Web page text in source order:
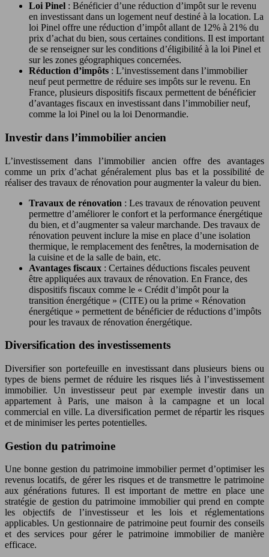
Loi Pinel : Bénéficier d’une réduction d’impôt sur le revenu
en investissant dans un logement neuf destiné à la location. La
loi Pinel offre une réduction d’impôt allant de 12% à 21% du
prix d’achat du bien, sous certaines conditions. Il est important
de se renseigner sur les conditions d’éligibilité à la loi Pinel et
sur les zones géographiques concernées.
Réduction d’impôts : L’investissement dans l’immobilier
neuf peut permettre de réduire ses impôts sur le revenu. En
France, plusieurs dispositifs fiscaux permettent de bénéficier
d’avantages fiscaux en investissant dans l’immobilier neuf,
comme la loi Pinel ou la loi Denormandie.
Investir dans l’immobilier ancien
L’investissement dans l’immobilier ancien offre des avantages
comme un prix d’achat généralement plus bas et la possibilité de
réaliser des travaux de rénovation pour augmenter la valeur du bien.
Travaux de rénovation : Les travaux de rénovation peuvent
permettre d’améliorer le confort et la performance énergétique
du bien, et d’augmenter sa valeur marchande. Des travaux de
rénovation peuvent inclure la mise en place d’une isolation
thermique, le remplacement des fenêtres, la modernisation de
la cuisine et de la salle de bain, etc.
Avantages fiscaux : Certaines déductions fiscales peuvent
être appliquées aux travaux de rénovation. En France, des
dispositifs fiscaux comme le « Crédit d’impôt pour la
transition énergétique » (CITE) ou la prime « Rénovation
énergétique » permettent de bénéficier de réductions d’impôts
pour les travaux de rénovation énergétique.
Diversification des investissements
Diversifier son portefeuille en investissant dans plusieurs biens ou
types de biens permet de réduire les risques liés à l’investissement
immobilier. Un investisseur peut par exemple investir dans un
appartement à Paris, une maison à la campagne et un local
commercial en ville. La diversification permet de répartir les risques
et de minimiser les pertes potentielles.
Gestion du patrimoine
Une bonne gestion du patrimoine immobilier permet d’optimiser les
revenus locatifs, de gérer les risques et de transmettre le patrimoine
aux générations futures. Il est important de mettre en place une
stratégie de gestion du patrimoine immobilier qui prend en compte
les objectifs de l’investisseur et les lois et réglementations
applicables. Un gestionnaire de patrimoine peut fournir des conseils
et des services pour gérer le patrimoine immobilier de manière
efficace.